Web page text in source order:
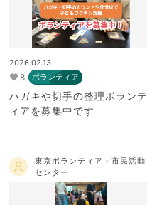
2026.02.13
8 ボランティア
ハガキや切手の整理ボランテ
ィアを募集中です
東京ボランティア・市民活動
センター